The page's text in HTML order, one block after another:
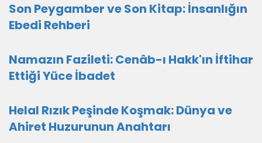
Son Peygamber ve Son Kitap: İnsanlığın
Ebedi Rehberi
Namazın Fazileti: Cenâb-ı Hakk'ın İftihar
Ettiği Yüce İbadet
Helal Rızık Peşinde Koşmak: Dünya ve
Ahiret Huzurunun Anahtarı